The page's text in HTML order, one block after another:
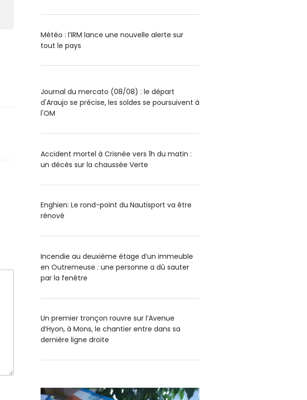
Météo : l’IRM lance une nouvelle alerte sur
tout le pays
Journal du mercato (08/08) : le départ
d'Araujo se précise, les soldes se poursuivent à
l'OM
Accident mortel à Crisnée vers 1h du matin :
un décès sur la chaussée Verte
Enghien: Le rond-point du Nautisport va être
rénové
Incendie au deuxième étage d’un immeuble
en Outremeuse : une personne a dû sauter
par la fenêtre
Un premier tronçon rouvre sur l’Avenue
d’Hyon, à Mons, le chantier entre dans sa
dernière ligne droite